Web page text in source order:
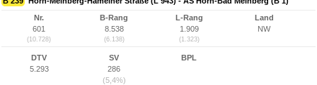
Nr.
601
(10.728)
B-Rang
8.538
(6.138)
L-Rang
1.909
(1.323)
Land
NW
DTV
5.293
SV
286
(5,4%)
BPL